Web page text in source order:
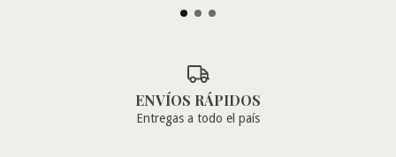
ENVÍOS RÁPIDOS
Entregas a todo el país